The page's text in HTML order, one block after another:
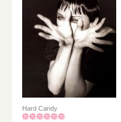
Hard Candy